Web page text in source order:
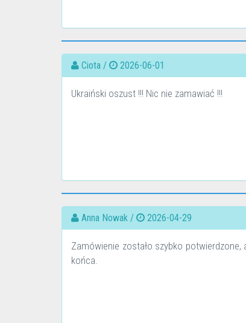
Ciota / 2026-06-01
Ukraiński oszust !!! Nic nie zamawiać !!!
Anna Nowak / 2026-04-29
Zamówienie zostało szybko
końca.